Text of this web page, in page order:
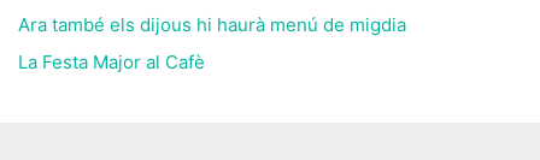
Ara també els dijous hi haurà menú de migdia
La Festa Major al Cafè